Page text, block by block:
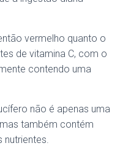
vermelho quanto o
de vitamina C, com o
contendo uma
não é apenas uma
também contém
nutrientes.